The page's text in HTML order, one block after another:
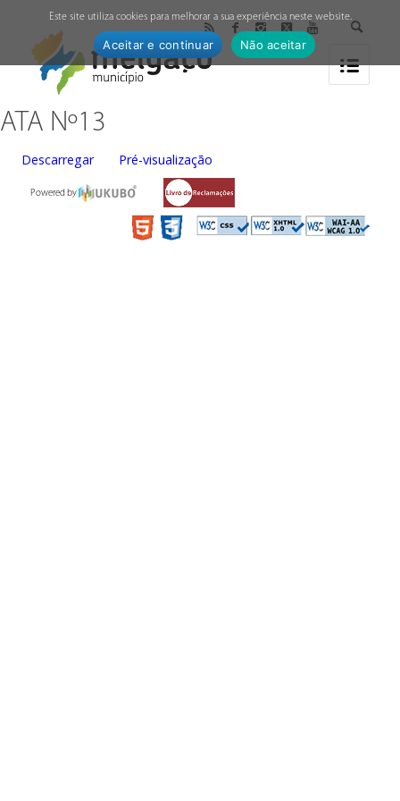
ATA Nº13
Descarregar Pré-visualização
Powered by
Este site utiliza cookies para melhorar a sua experiência neste website.
Aceitar e continuar Não aceitar